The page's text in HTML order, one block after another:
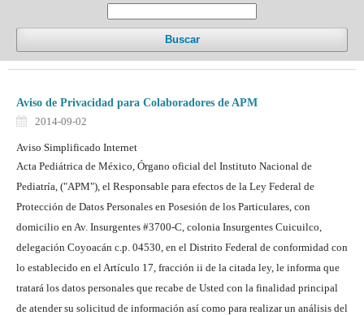
Buscar
Aviso de Privacidad para Colaboradores de APM
2014-09-02
Aviso Simplificado Internet
Acta Pediátrica de México, Órgano oficial del Instituto Nacional de
Pediatría, ("APM"), el Responsable para efectos de la Ley Federal de
Protección de Datos Personales en Posesión de los Particulares, con
domicilio en Av. Insurgentes #3700-C, colonia Insurgentes Cuicuilco,
delegación Coyoacán c.p. 04530, en el Distrito Federal de conformidad con
lo establecido en el Artículo 17, fracción ii de la citada ley, le informa que
tratará los datos personales que recabe de Usted con la finalidad principal
de atender su solicitud de información así como para realizar un análisis del